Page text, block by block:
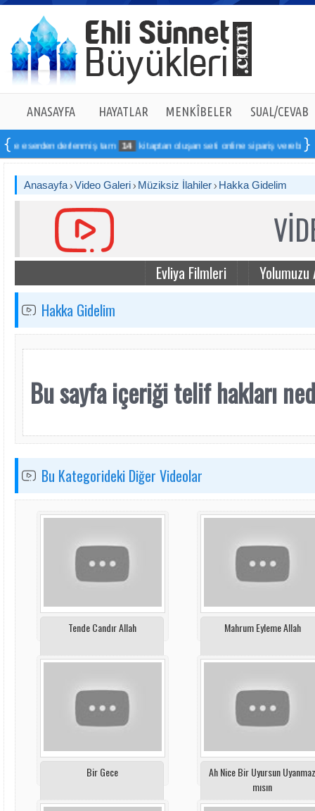
ANASAYFA HAYATLAR MENKÎBELER SUAL/CEVAB
eserden derlenmiş tam 14 kitaptan oluşan seti online sipariş verebilirsiniz
Anasayfa Video Galeri Müziksiz İlahiler Hakka Gidelim
Evliya Filmleri
Yolumuzu
Hakka Gidelim
Bu sayfa içeriği telif hakları
Bu Kategorideki Diğer Videolar
Tende Candır Allah Mahrum Eyleme Allah
Bir Gece
Ah Nice Bir Uyursun Uyanmaz
mısın